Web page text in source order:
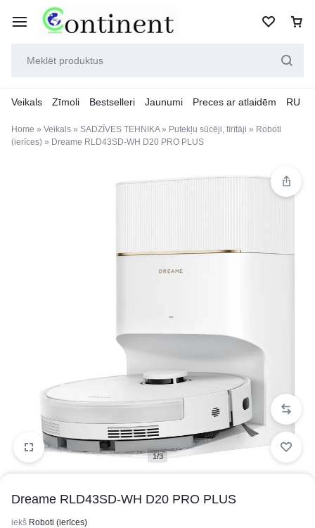
Veikals Zīmoli Bestselleri Jaunumi Preces ar atlaidēm RU
Home » Veikals » SADZĪVES TEHNIKA» Putekļu sūcēji, tīrītāji » Roboti
(ierīces) » Dreame RLD43SD-WH D20 PRO PLUS
1/3
Dreame RLD43SD-WH D20 PRO PLUS
iekš Roboti (ierīces)